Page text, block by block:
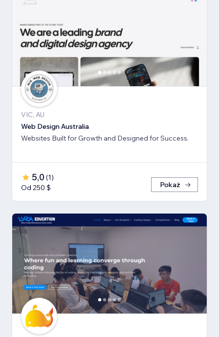
VIC, AU
Web Design Australia
Websites Built for Growth and Designed for Success.
5,0 (1)
Od 250 $
Pokaż